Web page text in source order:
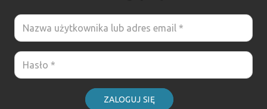
ZALOGUJ SIĘ